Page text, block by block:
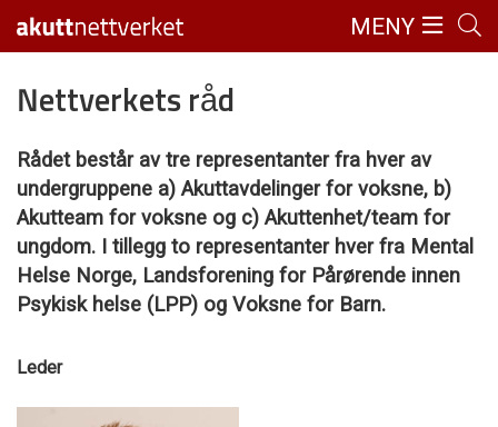
MENY
Nettverkets råd
Rådet består av tre representanter fra hver av
undergruppene a) Akuttavdelinger for voksne, b)
Akutteam for voksne og c) Akuttenhet/team for
ungdom. I tillegg to representanter hver fra Mental
Helse Norge, Landsforening for Pårørende innen
Psykisk helse (LPP) og Voksne for Barn.
Leder